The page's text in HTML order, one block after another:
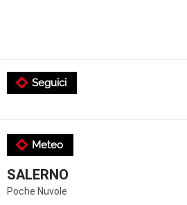
Seguici
Meteo
SALERNO
Poche Nuvole